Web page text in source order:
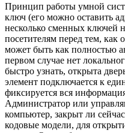
Принцип работы умной
ключ (его можно оставить
несколько сменных ключей
посетителям перед тем, как
может быть как полностью
первом случае нет
быстро узнать, открыта
элемент подключается к
фиксируется вся
Администратор или
компьютер, закрыт ли
кодовые модели, для